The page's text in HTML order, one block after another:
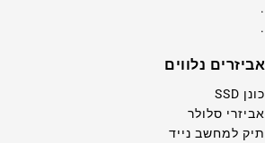
.
.
אביזרים נלווים
כונן SSD
אביזרי סלולר
תיק למחשב נייד